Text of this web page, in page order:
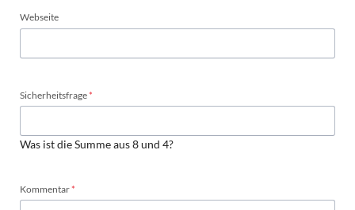
Webseite
Pflichtfeld
Sicherheitsfrage*
Was ist die Summe aus 8 und 4?
Pflichtfeld
Kommentar*